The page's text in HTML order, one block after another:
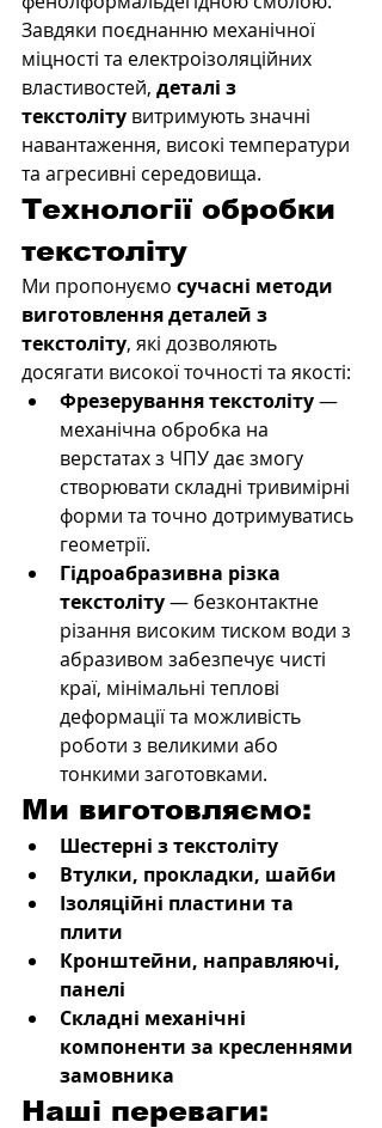
Завдяки поєднанню механічної
міцності та електроізоляційних
властивостей, деталі з
текстоліту витримують значні
навантаження, високі температури
та агресивні середовища.
Технології обробки
текстоліту
Ми пропонуємо сучасні методи
виготовлення деталей з
текстоліту, які дозволяють
досягати високої точності та якості:
Фрезерування текстоліту —
механічна обробка на
верстатах з ЧПУ дає змогу
створювати складні тривимірні
форми та точно дотримуватись
геометрії.
Гідроабразивна різка
текстоліту — безконтактне
різання високим тиском води з
абразивом забезпечує чисті
краї, мінімальні теплові
деформації та можливість
роботи з великими або
тонкими заготовками.
Ми виготовляємо:
Шестерні з текстоліту
Втулки, прокладки, шайби
Ізоляційні пластини та
плити
Кронштейни, направляючі,
панелі
Складні механічні
компоненти за кресленнями
замовника
Наші переваги: